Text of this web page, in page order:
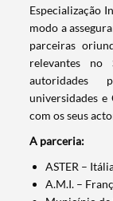
Especialização
modo a
parceiras
relevantes no
autoridades
universidades e
com os seus
A parceria:
ASTER –
A.M.I. –